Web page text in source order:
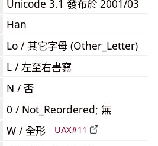
Unicode 3.1 發布於 2001/03
Han
Lo / 其它字母 (Other_Letter)
L / 左至右書寫
N / 否
0 / Not_Reordered; 無
W / 全形 UAX#11